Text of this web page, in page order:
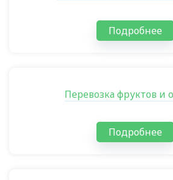
Подробнее
Перевозка фруктов и
Подробнее